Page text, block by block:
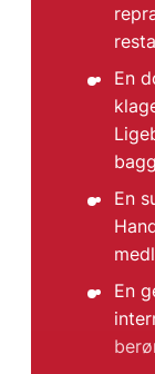
En
En
En